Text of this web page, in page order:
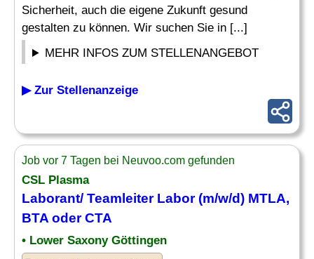
Sicherheit, auch die eigene Zukunft gesund
gestalten zu können. Wir suchen Sie in [...]
MEHR INFOS ZUM STELLENANGEBOT
▶ Zur Stellenanzeige
Job vor 7 Tagen bei Neuvoo.com gefunden
CSL Plasma
Laborant/ Teamleiter Labor (m/w/d) MTLA,
BTA oderCTA
• Lower Saxony Göttingen